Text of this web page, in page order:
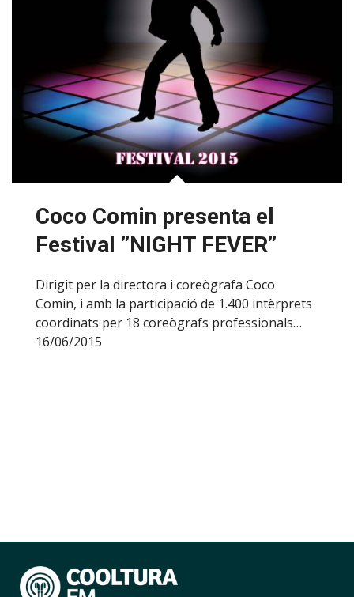
Coco Comin presenta el
Festival ”NIGHT FEVER”
Dirigit per la directora i coreògrafa Coco
Comin, i amb la participació de 1.400 intèrprets
coordinats per 18 coreògrafs professionals…
16/06/2015